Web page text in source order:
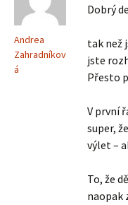
Andrea
Zahradníkov
á
Dobrý
tak než
jste
Přesto
V první
super,
výlet –
To, že
naopak